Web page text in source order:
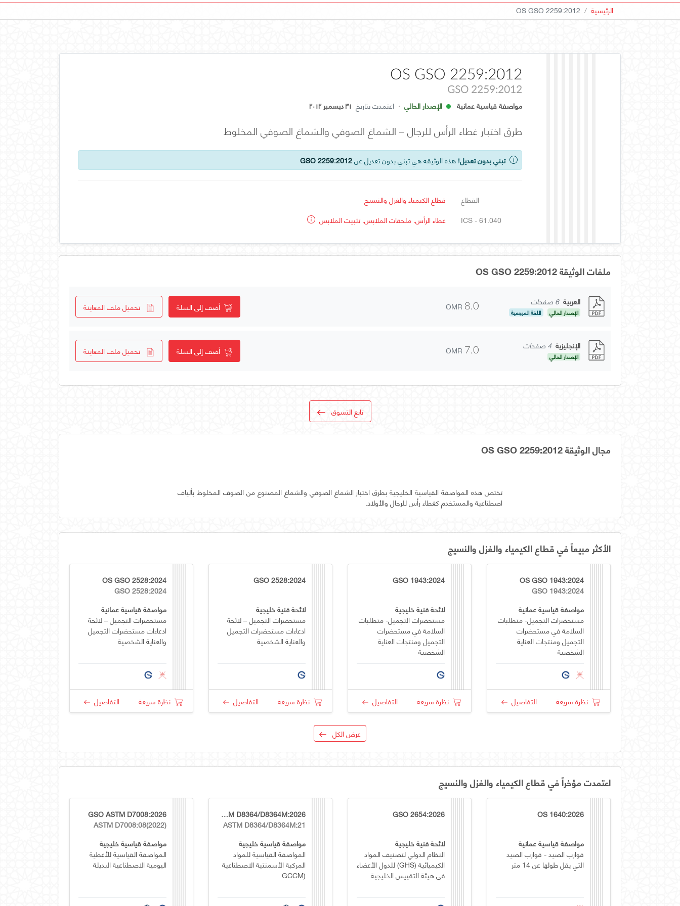
الرئيسية OS GSO 2259:2012
OS GSO 2259:2012
GSO 2259:2012
مواصفة قياسية عمانية الإصدار الحالي · اعتمدت بتاريخ ٣١ ديسمبر ٢٠١٢
طرق اختبار غطاء الرأس للرجال – الشماغ الصوفي والشماغ الصوفي المخلوط
تبني بدون تعديل! هذه الوثيقة هي تبني بدون تعديل عنGSO 2259:2012
القطاع
قطاع الكيمياء والغزل والنسيج
ICS - 61.040
غطاء الرأس. ملحقات الملابس. تثبيت الملابس
ملفات الوثيقة OS GSO 2259:2012
العربية 6 صفحات
الإصدار الحالي اللغة المرجعية OMR 8.0 أضف إلى السلة تحميل ملف المعاينة
الإنجليزية 4 صفحات
الإصدار الحالي OMR 7.0 أضف إلى السلة تحميل ملف المعاينة
تابع التسوق
مجال الوثيقة OS GSO 2259:2012
تختص هذه المواصفة القياسية الخليجية بطرق اختبار الشماغ الصوفي والشماغ المصنوع من الصوف المخلوط بألياف
اصطناعية والمستخدم كغطاء رأس للرجال والأولاد.
الأكثر مبيعاً في قطاع الكيمياء والغزل والنسيج
OS GSO 1943:2024
GSO 1943:2024
مواصفة قياسية عمانية
مستحضرات التجميل- متطلبات
السلامة في مستحضرات
التجميل ومنتجات العناية
الشخصية
نظرة سريعة التفاصيل
GSO 1943:2024
لائحة فنية خليجية
مستحضرات التجميل- متطلبات
السلامة في مستحضرات
التجميل ومنتجات العناية
الشخصية
نظرة سريعة التفاصيل
GSO 2528:2024
لائحة فنية خليجية
مستحضرات التجميل – لائحة
ادعاءات مستحضرات التجميل
والعناية الشخصية
نظرة سريعة التفاصيل
OS GSO 2528:2024
GSO 2528:2024
مواصفة قياسية عمانية
مستحضرات التجميل – لائحة
ادعاءات مستحضرات التجميل
والعناية الشخصية
نظرة سريعة التفاصيل
عرض الكل
اعتمدت مؤخراً في قطاع الكيمياء والغزل والنسيج
OS 1640:2026
مواصفة قياسية عمانية
قوارب الصيد - قوارب الصيد
التي يقل طولها عن 14 متر
GSO 2654:2026
لائحة فنية خليجية
النظام الدولي لتصنيف المواد
الكيميائية (GHS) للدول الأعضاء
في هيئة التقييس الخليجية
GSO ASTM D8364/D8364M:2026
ASTM D8364/D8364M:21
مواصفة قياسية خليجية
المواصفة القياسية للمواد
المركبة الأسمنتية الاصطناعية
(GCCM
GSO ASTM D7008:2026
ASTM D7008:08(2022)
مواصفة قياسية خليجية
المواصفة القياسية للأغطية
اليومية الاصطناعية البديلة